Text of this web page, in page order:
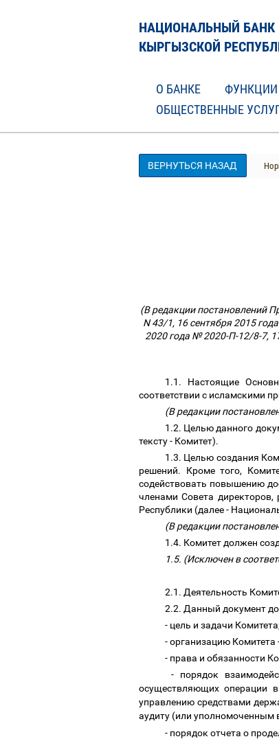
НАЦИОНАЛЬНЫЙ БАНК
КЫРГЫЗСКОЙ
О БАНКЕ ФУНКЦИИ
ОБЩЕСТВЕННЫЕ
ВЕРНУТЬСЯ НАЗАД
(В редакции постановлений
N 43/1, 16 сентября 2015
2020 года № 2020-П-12/8-7,
1.1. Настоящие
соответствии с исламскими
(В редакции
1.2. Целью данного
тексту - Комитет).
1.3. Целью создания
решений. Кроме того,
содействовать повышению
членами Совета
Республики (далее -
(В редакции
1.4. Комитет должен
1.5. (Исключен в
2.1. Деятельность
2.2. Данный документ
- цель и задачи
- организацию Комитета
- права и обязанности
- порядок
осуществляющих операции
управлению средствами
аудиту (или уполномоченным
- порядок отчета о